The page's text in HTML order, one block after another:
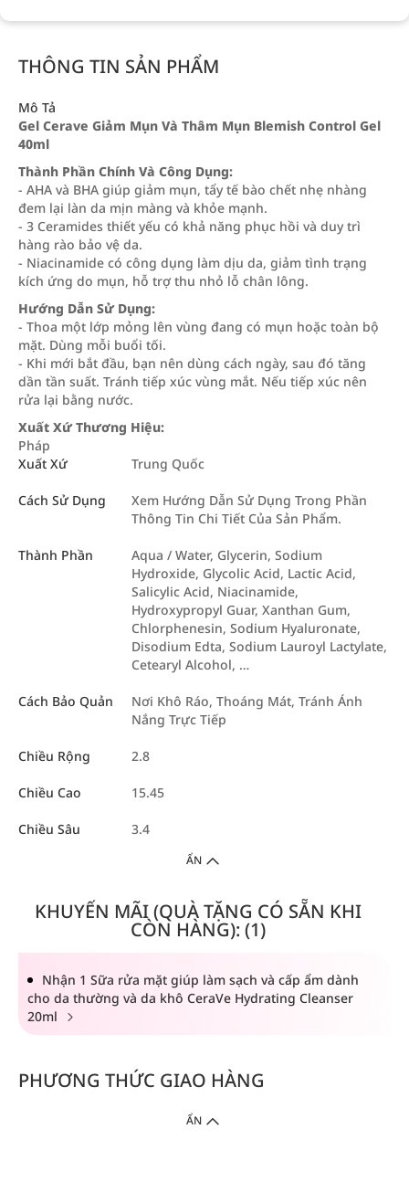
THÔNG TIN SẢN PHẨM
Mô Tả
Gel Cerave Giảm Mụn Và Thâm Mụn Blemish Control Gel
40ml
Thành Phần Chính Và Công Dụng:
- AHA và BHA giúp giảm mụn, tẩy tế bào chết nhẹ nhàng
đem lại làn da mịn màng và khỏe mạnh.
- 3 Ceramides thiết yếu có khả năng phục hồi và duy trì
hàng rào bảo vệ da.
- Niacinamide có công dụng làm dịu da, giảm tình trạng
kích ứng do mụn, hỗ trợ thu nhỏ lỗ chân lông.
Hướng Dẫn Sử Dụng:
- Thoa một lớp mỏng lên vùng đang có mụn hoặc toàn bộ
mặt. Dùng mỗi buổi tối.
- Khi mới bắt đầu, bạn nên dùng cách ngày, sau đó tăng
dần tần suất. Tránh tiếp xúc vùng mắt. Nếu tiếp xúc nên
rửa lại bằng nước.
Xuất Xứ Thương Hiệu:
Pháp
Xuất Xứ
Trung Quốc
Cách Sử Dụng
Xem Hướng Dẫn Sử Dụng Trong Phần
Thông Tin Chi Tiết Của Sản Phẩm.
Thành Phần
Aqua / Water, Glycerin, Sodium
Hydroxide, Glycolic Acid, Lactic Acid,
Salicylic Acid, Niacinamide,
Hydroxypropyl Guar, Xanthan Gum,
Chlorphenesin, Sodium Hyaluronate,
Disodium Edta, Sodium Lauroyl Lactylate,
Cetearyl Alcohol, …
Cách Bảo Quản
Nơi Khô Ráo, Thoáng Mát, Tránh Ánh
Nắng Trực Tiếp
Chiều Rộng 2.8
Chiều Cao 15.45
Chiều Sâu 3.4
ẨN
KHUYẾN MÃI (QUÀ TẶNG CÓ SẴN KHI
CÒN HÀNG): (1)
Nhận 1 Sữa rửa mặt giúp làm sạch và cấp ẩm dành
cho da thường và da khô CeraVe Hydrating Cleanser
20ml
PHƯƠNG THỨC GIAO HÀNG
ẨN